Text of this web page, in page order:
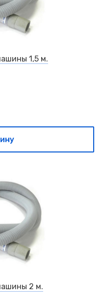
1,5 м.
2 м.